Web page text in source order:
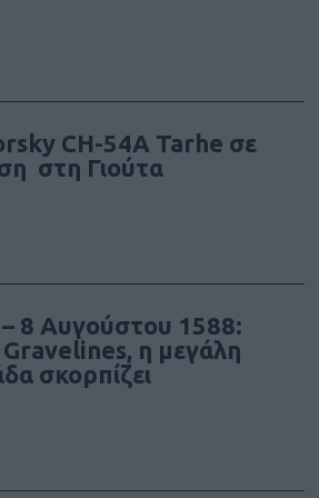
CH-54A Tarhe σε
στη Γιούτα
8 Αυγούστου 1588:
η μεγάλη
σκορπίζει